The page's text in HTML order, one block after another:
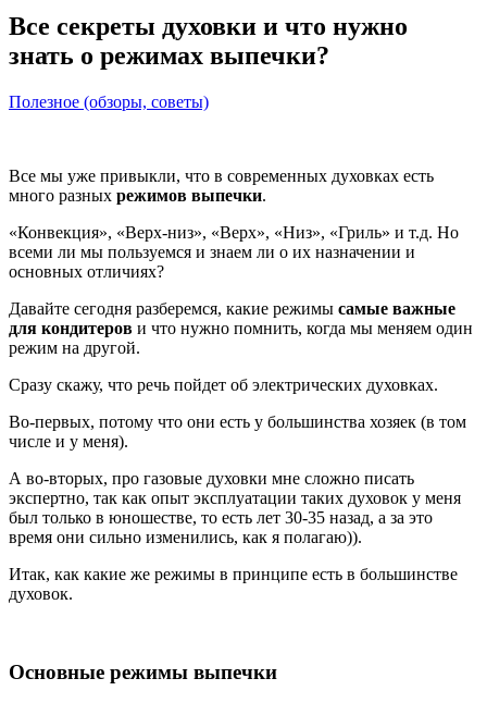
Все секреты духовки и что нужно
знать о режимах выпечки?
Полезное (обзоры, советы)
Все мы уже привыкли, что в современных духовках есть
много разных режимов выпечки.
«Конвекция», «Верх-низ», «Верх», «Низ», «Гриль» и т.д. Но
всеми ли мы пользуемся и знаем ли о их назначении и
основных отличиях?
Давайте сегодня разберемся, какие режимы самые важные
для кондитеров и что нужно помнить, когда мы меняем один
режим на другой.
Сразу скажу, что речь пойдет об электрических духовках.
Во-первых, потому что они есть у большинства хозяек (в том
числе и у меня).
А во-вторых, про газовые духовки мне сложно писать
экспертно, так как опыт эксплуатации таких духовок у меня
был только в юношестве, то есть лет 30-35 назад, а за это
время они сильно изменились, как я полагаю)).
Итак, как какие же режимы в принципе есть в большинстве
духовок.
Основные режимы выпечки